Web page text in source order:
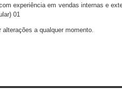
experiência em vendas internas e
01
a qualquer momento.